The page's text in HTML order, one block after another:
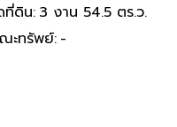
ที่ดิน: 3 งาน 54.5 ตร.ว.
ะทรัพย์: -